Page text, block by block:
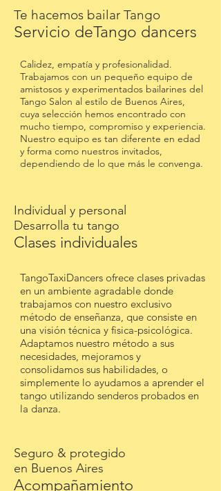
Te hacemos bailar Tango
Servicio deTango dancers
Calidez, empatía y profesionalidad.
Trabajamos con un pequeño equipo de
amistosos y experimentados bailarines del
Tango Salon al estilo de Buenos Aires,
cuya selección hemos encontrado con
mucho tiempo, compromiso y experiencia.
Nuestro equipo es tan diferente en edad
y forma como nuestros invitados,
dependiendo de lo que más le convenga.
Individual y personal
Desarrolla tu tango
Clases individuales
TangoTaxiDancers ofrece clases privadas
en un ambiente agradable donde
trabajamos con nuestro exclusivo
método de enseñanza, que consiste en
una visión técnica y fisica-psicológica.
Adaptamos nuestro método a sus
necesidades, mejoramos y
consolidamos sus habilidades, o
simplemente lo ayudamos a aprender el
tango utilizando senderos probados en
la danza.
Seguro & protegido
en Buenos Aires
Acompañamiento